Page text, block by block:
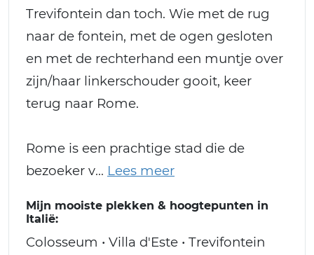
Trevifontein dan toch. Wie met de rug
naar de fontein, met de ogen gesloten
en met de rechterhand een muntje over
zijn/haar linkerschouder gooit, keer
terug naar Rome.
Rome is een prachtige stad die de
bezoeker v
Mijn mooiste plekken & hoogtepunten in
Italië:
Colosseum • Villa d'Este • Trevifontein